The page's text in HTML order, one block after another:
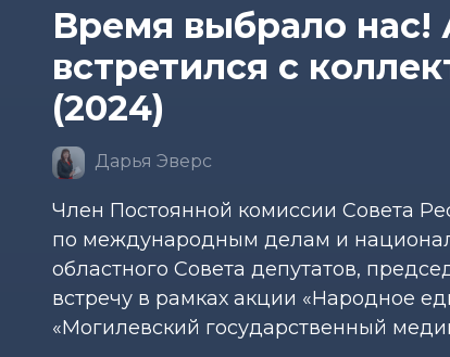
Время выбрало
встретился с
(2024)
Дарья Эверс
Член Постоянной комиссии Совета
по международным делам и
областного Совета депутатов,
встречу в рамках акции «Народное
«Могилевский государственный